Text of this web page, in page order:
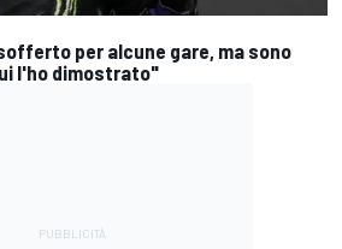
per alcune gare, ma sono
l'ho dimostrato"